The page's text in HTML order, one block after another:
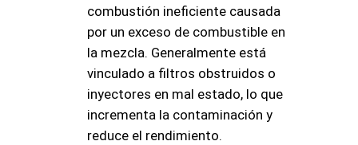
combustión ineficiente causada
por un exceso de combustible en
la mezcla. Generalmente está
vinculado a filtros obstruidos o
inyectores en mal estado, lo que
incrementa la contaminación y
reduce el rendimiento.